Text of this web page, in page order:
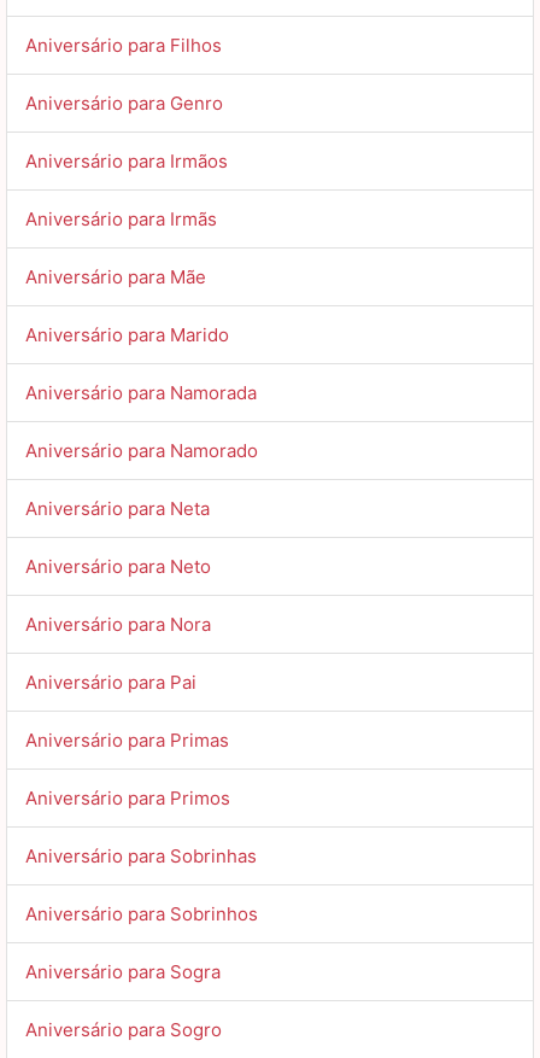
Aniversário para Filhos
Aniversário para Genro
Aniversário para Irmãos
Aniversário para Irmãs
Aniversário para Mãe
Aniversário para Marido
Aniversário para Namorada
Aniversário para Namorado
Aniversário para Neta
Aniversário para Neto
Aniversário para Nora
Aniversário para Pai
Aniversário para Primas
Aniversário para Primos
Aniversário para Sobrinhas
Aniversário para Sobrinhos
Aniversário para Sogra
Aniversário para Sogro